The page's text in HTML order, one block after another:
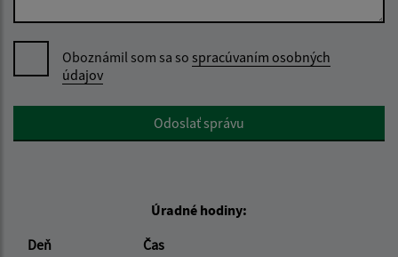
Oboznámil som sa so spracúvaním osobných
údajov
Google reCaptcha ResponseOdoslať správu
Úradné hodiny:
Deň
Čas